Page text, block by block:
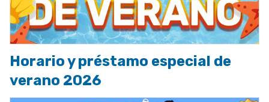
Horario y préstamo especial de
verano 2026